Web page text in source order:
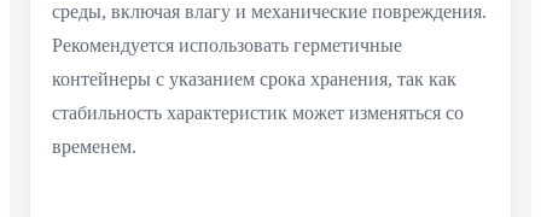
среды, включая влагу и механические повреждения.
Рекомендуется использовать герметичные
контейнеры с указанием срока хранения, так как
стабильность характеристик может изменяться со
временем.